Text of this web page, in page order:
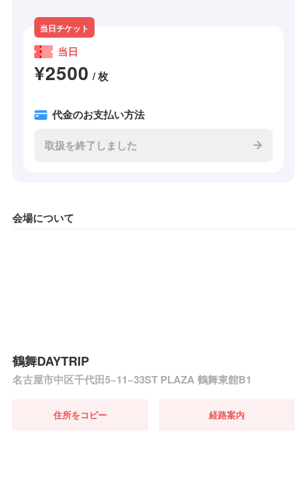
当日チケット
当日
¥2500 / 枚
代金のお支払い方法
取扱を終了しました
会場について
鶴舞DAYTRIP
名古屋市中区千代田5−11−33ST PLAZA 鶴舞東館B1
住所をコピー 経路案内